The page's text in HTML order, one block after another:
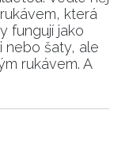
která
fungují jako
nebo šaty, ale
rukávem. A